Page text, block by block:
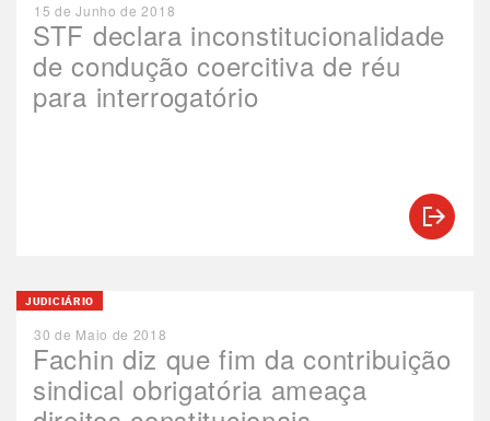
STF declara inconstitucionalidade
de condução coercitiva de réu
para interrogatório
15 de Junho de 2018
Fachin diz que fim da contribuição
sindical obrigatória ameaça
JUDICIÁRIO
30 de Maio de 2018